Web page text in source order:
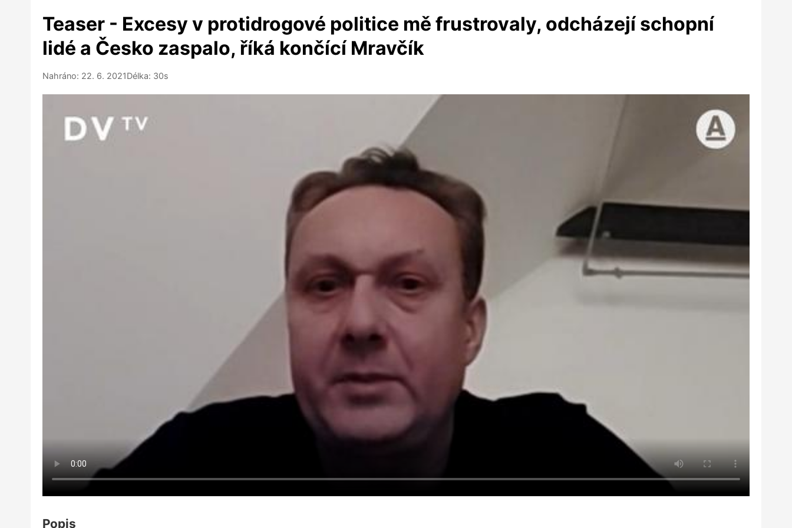
Teaser - Excesy v protidrogové politice mě frustrovaly, odcházejí schopní
lidé a Česko zaspalo, říká končící Mravčík
Nahráno: 22. 6. 2021Délka: 30s
Popis